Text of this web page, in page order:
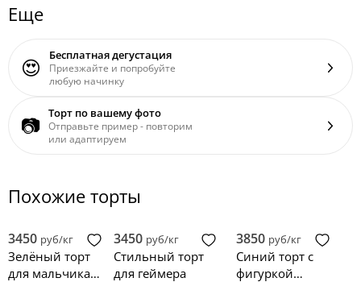
Еще
😍 Бесплатная дегустация
Приезжайте и попробуйте
любую начинку
📷 Торт по вашему фото
Отправьте пример - повторим
или адаптируем
Похожие торты
3450 руб/кг
Зелёный торт
для мальчика
3450 руб/кг
Стильный торт
для геймера
3850 руб/кг
Синий торт с
фигуркой